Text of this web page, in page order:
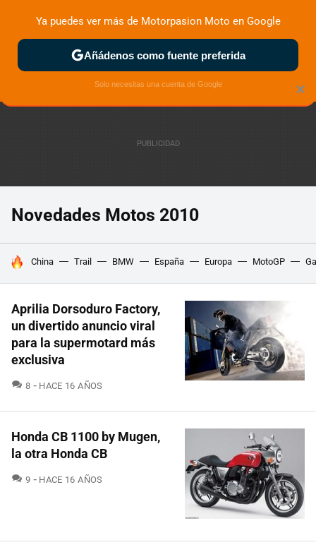
ZONA DE PRUEBAS DEPORTIVAS MOTOS ELÉCTRICAS
Novedades Motos 2010
HOY SE HABLA DE
China Trail BMW España Europa MotoGP
Aprilia Dorsoduro Factory,
un divertido anuncio viral
para la supermotard más
exclusiva
8 COMENTARIOS
HACE 16 AÑOS
Honda CB 1100 by Mugen,
la otra Honda CB
9 COMENTARIOS
HACE 16 AÑOS
×
Ya puedes ver más de Motorpasion Moto en Google
Añádenos como fuente preferida
Solo necesitas una cuenta de Google